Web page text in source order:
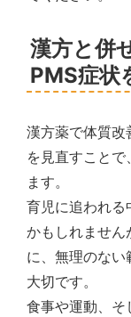
漢方と併
PMS症状
漢方薬で体質改
を見直すことで
ます。
育児に追われる
かもしれません
に、無理のな
大切です。
食事や運動、そ